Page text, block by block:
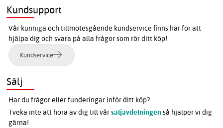
Kundsupport
Vår kunniga och tillmötesgående kundservice finns här för att
hjälpa dig och svara på alla frågor som rör ditt köp!
Kundservice
Sälj
Har du frågor eller funderingar inför ditt köp?
Tveka inte att höra av dig till vårsäljavdelningen så hjälper vi dig
gärna!